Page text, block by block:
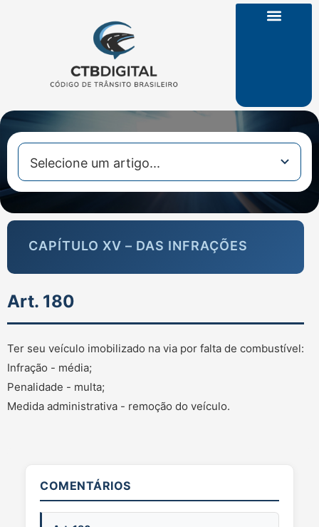
CAPÍTULO XV – DAS INFRAÇÕES
Art. 180
Ter seu veículo imobilizado na via por falta de combustível:
Infração - média;
Penalidade - multa;
Medida administrativa - remoção do veículo.
COMENTÁRIOS